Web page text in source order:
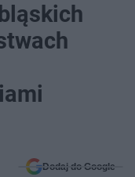
Dodaj do Google